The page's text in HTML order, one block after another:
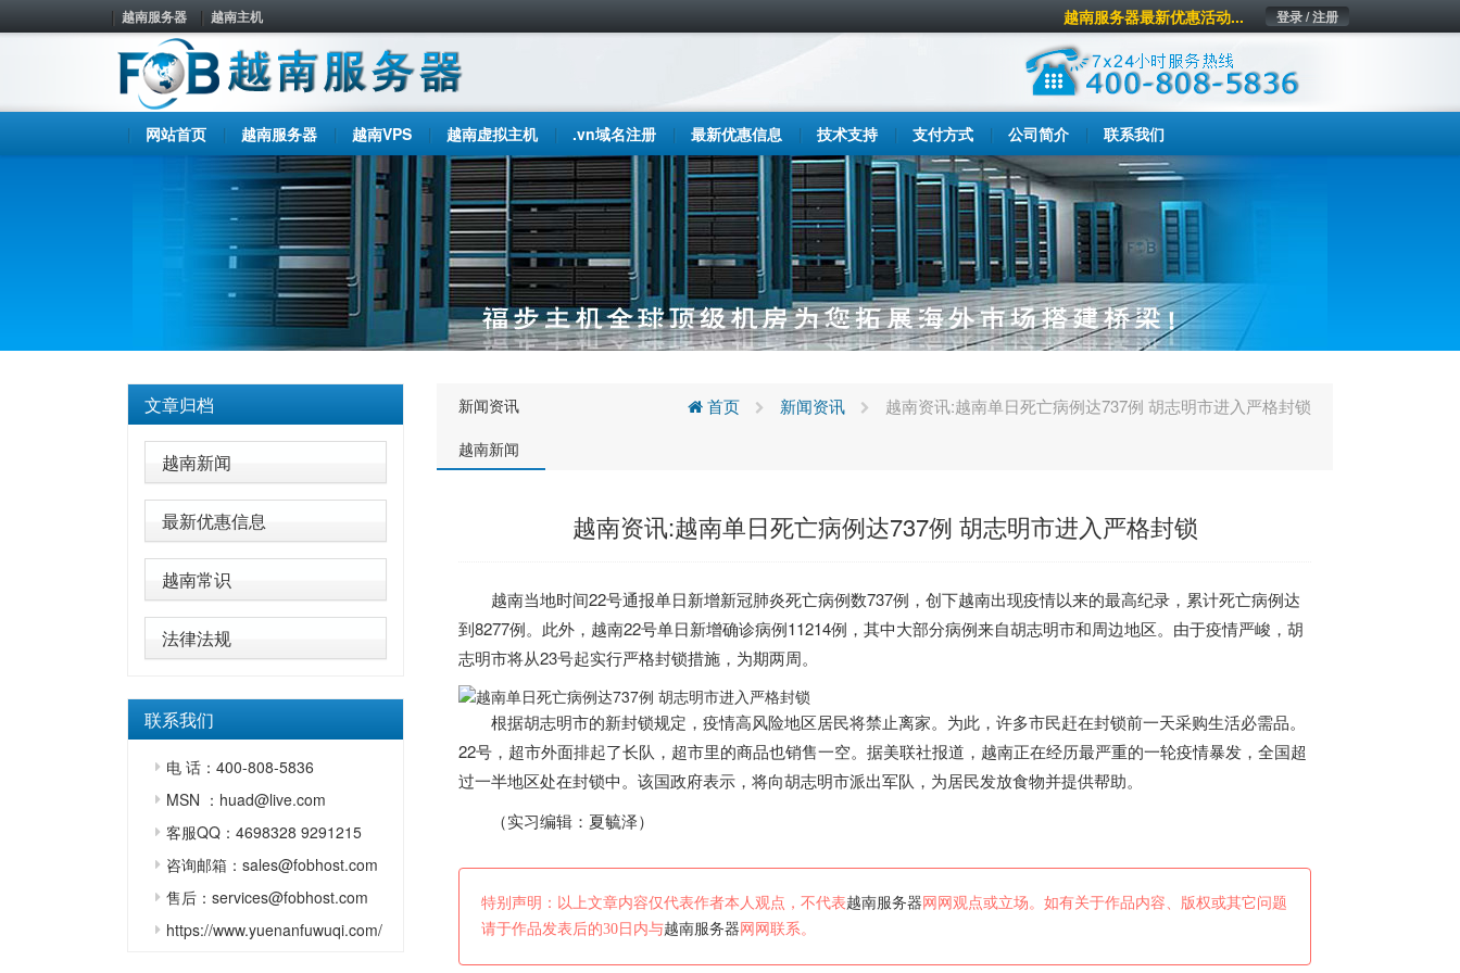
越南服务器 越南主机 登录 / 注册
越南服务器最新优惠活动...
网站首页 越南服务器 越南VPS 越南虚拟主机 .vn域名注册 最新优惠信息 技术支持 支付方式 公司简介 联系我们
文章归档
越南新闻
最新优惠信息
越南常识
法律法规
联系我们
电 话：400-808-5836
MSN ：huad@live.com
客服QQ：4698328 9291215
咨询邮箱：sales@fobhost.com
售后：services@fobhost.com
https://www.yuenanfuwuqi.com/
新闻资讯
越南新闻
首页 新闻资讯 越南资讯:越南单日死亡病例达737例 胡志明市进入严格封锁
越南资讯:越南单日死亡病例达737例 胡志明市进入严格封锁
越南当地时间22号通报单日新增新冠肺炎死亡病例数737例，创下越南出现疫情以来的最高纪录，累计死亡病例达
到8277例。此外， 越南22号单日新增确诊病例11214例，其中大部分病例来自胡志明市和周边地区。由于疫情严峻，胡
志明市将从23号起实行严格封锁措施，为期两周。
根据胡志明市的新封锁规定，疫情高风险地区居民将禁止离家。为此，许多市民赶在封锁前一天采购生活必需品。
22号，超市外面排起了长队，超市里的商品也销售一空。据美联社报道， 越南正在经历最严重的一轮疫情暴发，全国超
过一半地区处在封锁中。该国政府表示，将向胡志明市派出军队，为居民发放食物并提供帮助。
（实习编辑：夏毓泽）
特别声明：以上文章内容仅代表作者本人观点，不代表越南服务器 网网观点或立场。如有关于作品内容、版权或其它问题
请于作品发表后的30日内与越南服务器 网网联系。